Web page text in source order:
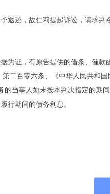
返还，故仁莉提起诉讼，请求判
证，有原告提供的借条、催款
二百零六条、《中华人民共和
当事人如未按本判决指定的期
行期间的债务利息。